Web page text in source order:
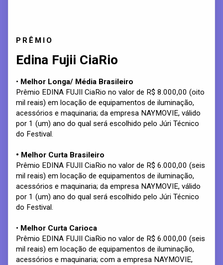
PRÊMIO
Edina Fujii CiaRio
• Melhor Longa/ Média Brasileiro
Prêmio EDINA FUJII CiaRio no valor de R$ 8.000,00 (oito
mil reais) em locação de equipamentos de iluminação,
acessórios e maquinaria; da empresa NAYMOVIE, válido
por 1 (um) ano do qual será escolhido pelo Júri Técnico
do Festival.
• Melhor Curta Brasileiro
Prêmio EDINA FUJII CiaRio no valor de R$ 6.000,00 (seis
mil reais) em locação de equipamentos de iluminação,
acessórios e maquinaria; da empresa NAYMOVIE, válido
por 1 (um) ano do qual será escolhido pelo Júri Técnico
do Festival.
• Melhor Curta Carioca
Prêmio EDINA FUJII CiaRio no valor de R$ 6.000,00 (seis
mil reais) em locação de equipamentos de iluminação,
acessórios e maquinaria; com a empresa NAYMOVIE,